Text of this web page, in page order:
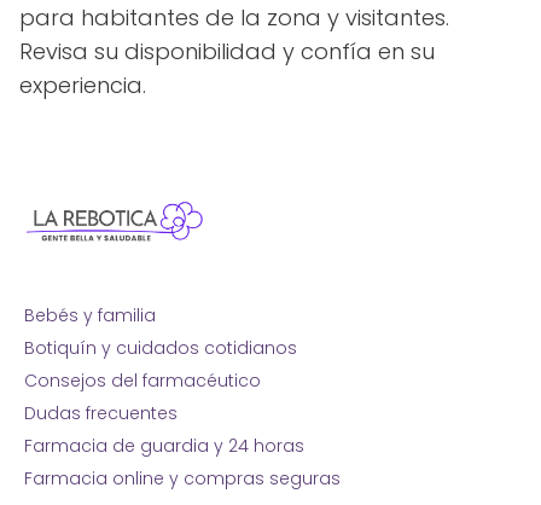
para habitantes de la zona y visitantes.
Revisa su disponibilidad y confía en su
experiencia.
Bebés y familia
Botiquín y cuidados cotidianos
Consejos del farmacéutico
Dudas frecuentes
Farmacia de guardia y 24 horas
Farmacia online y compras seguras